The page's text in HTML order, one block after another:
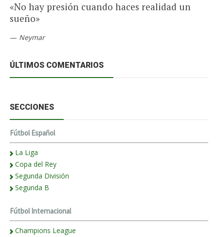
«No hay presión cuando haces realidad un
sueño»
— Neymar
ÚLTIMOS COMENTARIOS
SECCIONES
Fútbol Español
La Liga
Copa del Rey
Segunda División
Segunda B
Fútbol Internacional
Champions League